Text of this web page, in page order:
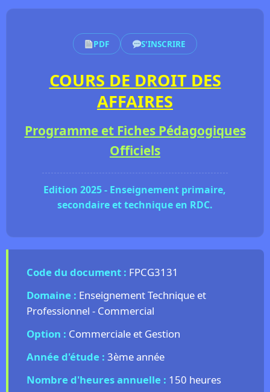
PDF S'INSCRIRE
COURS DE DROIT DES
AFFAIRES
Programme et Fiches Pédagogiques
Officiels
Edition 2025 - Enseignement primaire,
secondaire et technique en RDC.
Code du document : FPCG3131
Domaine : Enseignement Technique et
Professionnel - Commercial
Option : Commerciale et Gestion
Année d'étude : 3ème année
Nombre d'heures annuelle : 150 heures